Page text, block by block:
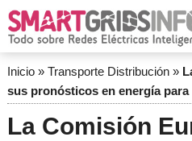
Inicio» Transporte Distribución»
sus pronósticos en energía para
La Comisión